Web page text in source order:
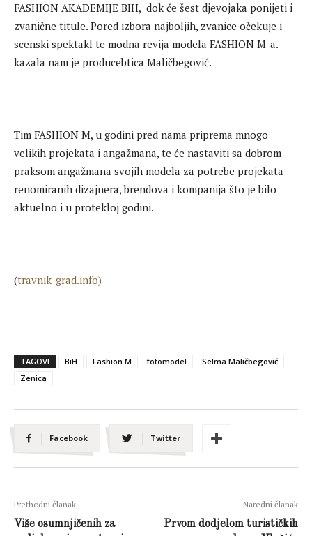
FASHION AKADEMIJE BIH, dok će šest djevojaka ponijeti i
zvanične titule. Pored izbora najboljih, zvanice očekuje i
scenski spektakl te modna revija modela FASHION M-a. –
kazala nam je producebtica Maličbegović.
Tim FASHION M, u godini pred nama priprema mnogo
velikih projekata i angažmana, te će nastaviti sa dobrom
praksom angažmana svojih modela za potrebe projekata
renomiranih dizajnera, brendova i kompanija što je bilo
aktuelno i u protekloj godini.
(travnik-grad.info)
TAGOVI BiH Fashion M fotomodel
Selma Maličbegović
Zenica
Facebook Twitter
Prethodni članak
Više osumnjičenih za
Naredni članak
Prvom dodjelom turističkih